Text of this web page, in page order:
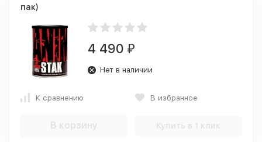
пак)
4 490 ₽
Нет в наличии
К сравнению В избранное
В корзину Купить в 1 клик